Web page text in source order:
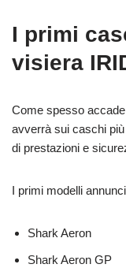
I primi
visiera
Come spesso
avverrà sui caschi
di prestazioni e
I primi modelli
Shark Aeron
Shark Aeron GP